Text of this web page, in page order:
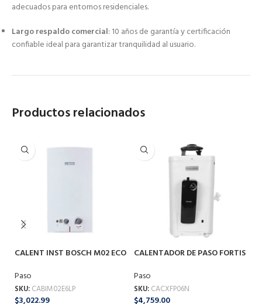
adecuados para entornos residenciales.
Largo respaldo comercial: 10 años de garantía y certificación
confiable ideal para garantizar tranquilidad al usuario.
Productos relacionados
CALENT INST BOSCH M02 ECO
Paso
SKU: CABIM02E6LP
$3,022.99
CALENTADOR DE PASO FORTIS
Paso
SKU: CACXFP06N
$4,759.00